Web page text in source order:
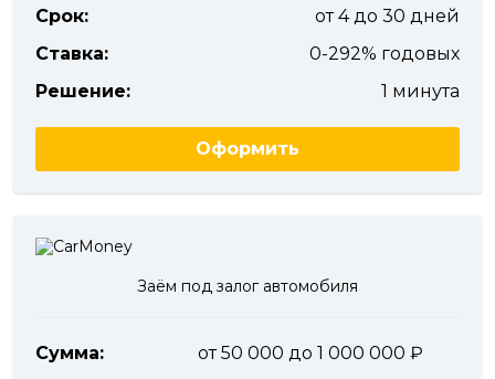
Срок:
от 4 до 30 дней
Ставка:
0-292% годовых
Решение:
1 минута
Оформить
Заём под залог автомобиля
Сумма:
от 50 000 до 1 000 000